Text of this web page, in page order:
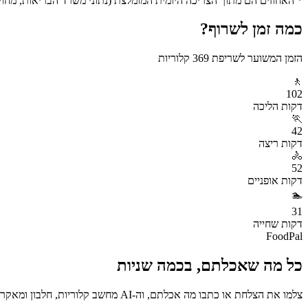
כמה זמן לשרוף?
הזמן המשוער לשריפת 369 קלוריות
🚶
102
דקות הליכה
🏃
42
דקות ריצה
🚴
52
דקות אופניים
🏊
31
דקות שחייה
FoodPal
כל מה שאכלתם, בכמה שניות
צלמו את הצלחת או כתבו מה אכלתם, וה-AI מחשב קלוריות, חלבון ומאקרו באופן מיידי. בחינם.